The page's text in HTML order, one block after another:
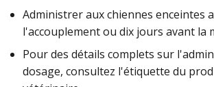
Administrer aux chiennes enceintes
l'accouplement ou dix jours avant la
Pour des détails complets sur
dosage, consultez l'étiquette du